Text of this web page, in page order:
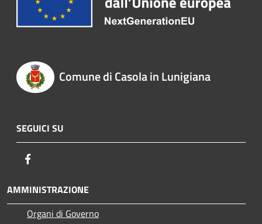
Comune di Casola in Lunigiana
SEGUICI SU
AMMINISTRAZIONE
Organi di Governo